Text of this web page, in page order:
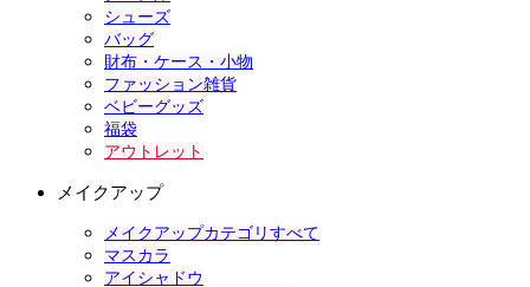
シューズ
バッグ
財布・ケース・小物
ファッション雑貨
ベビーグッズ
福袋
アウトレット
メイクアップ
メイクアップカテゴリすべて
マスカラ
アイシャドウ